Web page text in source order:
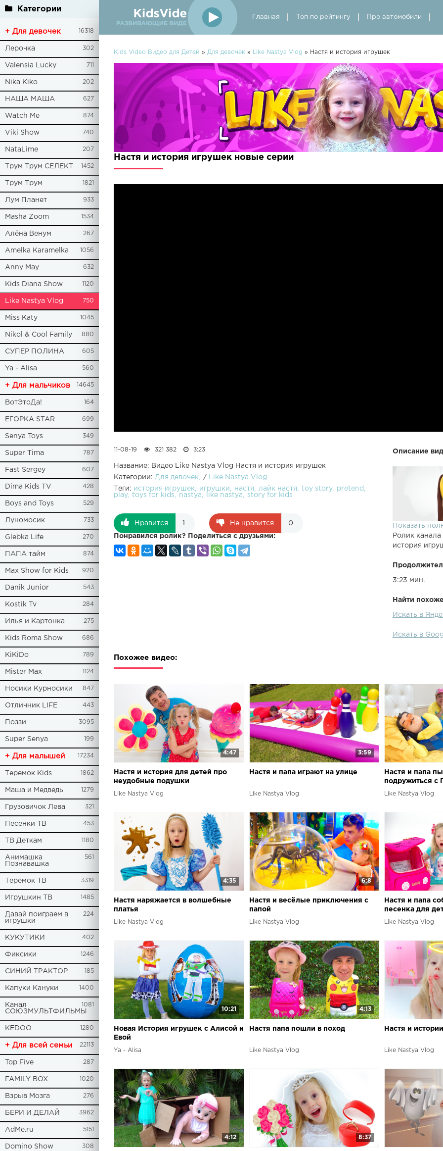
Категории
+ Для девочек 16318
Лерочка 302
Valensia Lucky 711
Nika Kiko 202
НАША МАША 627
Watch Me 874
Viki Show 740
NataLime 207
Трум Трум СЕЛЕКТ 1452
Трум Трум 1821
Лум Планет 933
Masha Zoom 1534
Алёна Венум 267
Amelka Karamelka 1056
Anny May 632
Kids Diana Show 1120
Like Nastya Vlog 750
Miss Katy 1045
Nikol & Cool Family 880
СУПЕР ПОЛИНА 605
Ya - Alisa 560
+ Для мальчиков 14645
ВотЭтоДа! 164
ЕГОРКА STAR 699
Senya Toys 349
Super Tima 787
Fast Sergey 607
Dima Kids TV 428
Boys and Toys 529
Луномосик 733
Glebka Life 270
ПАПА тайм 874
Max Show for Kids 920
Danik Junior 543
Kostik Tv 284
Илья и Картонка 275
Kids Roma Show 686
KiKiDo 789
Mister Max 1124
Носики Курносики 847
Отличник LIFE 443
Поззи 3095
Super Senya 199
+ Для малышей 17234
Теремок Kids 1862
Маша и Медведь 1279
Грузовичок Лева 321
Песенки ТВ 453
ТВ Деткам 1180
Анимашка
Познавашка
561
Теремок ТВ 3319
Игрушкин ТВ 1485
Давай поиграем в
игрушки
224
КУКУТИКИ 402
Фиксики 1246
СИНИЙ ТРАКТОР 185
Капуки Кануки 1400
Канал
СОЮЗМУЛЬТФИЛЬМЫ
1081
KEDOO 1280
+ Для всей семьи 22113
Top Five 287
FAMILY BOX 1020
Взрыв Мозга 276
БЕРИ И ДЕЛАЙ 3962
AdMe.ru 5151
Domino Show 308
Главная Топ по рейтингу Про автомобили
Kids Video Видео для Детей » Для девочек » Like Nastya Vlog » Настя и история игрушек
Настя и история игрушек новые серии
Описание
игрушек
Показать
Ролик канала
история
3:23 мин.
Найти
Искать в
Искать в
11-08-19 321 382 3:23
Название: Видео Like Nastya Vlog Настя и история игрушек
Категории: Для девочек /
Like Nastya Vlog
Теги: история игрушек игрушки настя лайк настя toy story
pretend
play
toys for kids nastya like nastya story for kids
Нравится 1 Не нравится 0
Понравился ролик? Поделиться с друзьями:
Похожее видео:
4:47
Настя и история для детей про
неудобные подушки
Like Nastya Vlog
3:59
Настя и папа играют на улице
Like Nastya Vlog
Настя и папа
подружиться с
Like Nastya Vlog
4:35
Настя наряжается в волшебные
платья
Like Nastya Vlog
6:8
Настя и весёлые приключения с
папой
Like Nastya Vlog
Настя и папа
песенка для
Like Nastya Vlog
10:21
Новая История игрушек с Алисой и
Евой
Ya - Alisa
4:13
Настя папа пошли в поход
Like Nastya Vlog
Настя и
Like Nastya Vlog
4:12 8:37